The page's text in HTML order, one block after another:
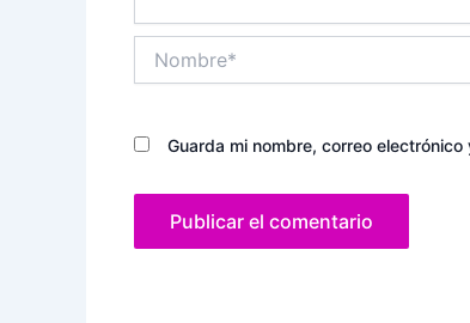
Guarda mi nombre, correo